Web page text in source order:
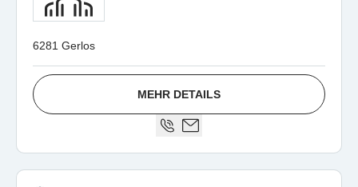
6281 Gerlos
MEHR DETAILS